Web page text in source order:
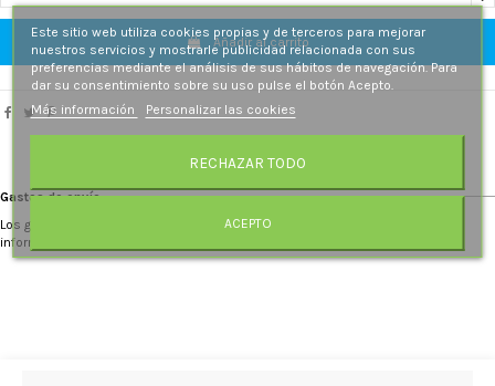
Añadir al carrito
Gastos de envío
Los gastos de envío se recalculan al introducir la dirección de destino. Más
información.
Este sitio web utiliza cookies propias y de terceros para mejorar
nuestros servicios y mostrarle publicidad relacionada con sus
preferencias mediante el análisis de sus hábitos de navegación. Para
dar su consentimiento sobre su uso pulse el botón Acepto.
Más información
Personalizar las cookies
RECHAZAR TODO
ACEPTO